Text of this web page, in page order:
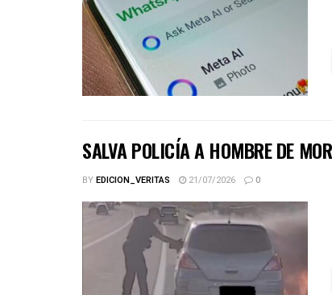
SALVA POLICÍA A HOMBRE DE
BYEDICION_VERITAS 21/07/2026 0